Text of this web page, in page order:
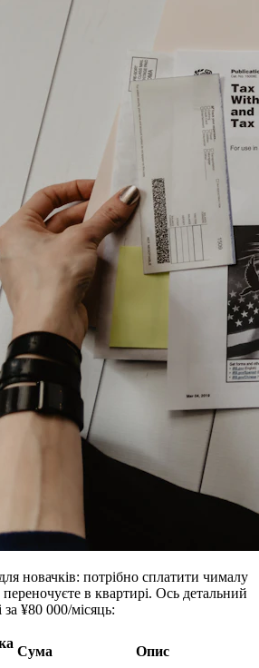
новачків: потрібно сплатити чималу
в квартирі. Ось детальний
за ¥80 000/місяць:
Сума Опис